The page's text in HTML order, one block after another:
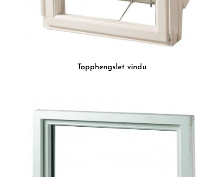
Topphengslet vindu